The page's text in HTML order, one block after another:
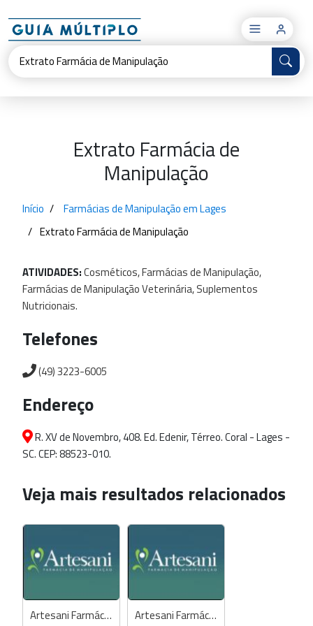
×
Extrato Farmácia de
Manipulação
Início
Farmácias de Manipulação em Lages
Extrato Farmácia de Manipulação
ATIVIDADES:Cosméticos,FarmáciasdeManipulação,
FarmáciasdeManipulaçãoVeterinária,Suplementos
Nutricionais.
Telefones
(49) 3223-6005
Endereço
R. XV de Novembro, 408. Ed. Edenir, Térreo. Coral - Lages -
SC. CEP: 88523-010.
Veja mais resultados relacionados
Artesani Farmácia de Manipulação Artesani Farmácia de Manipulação